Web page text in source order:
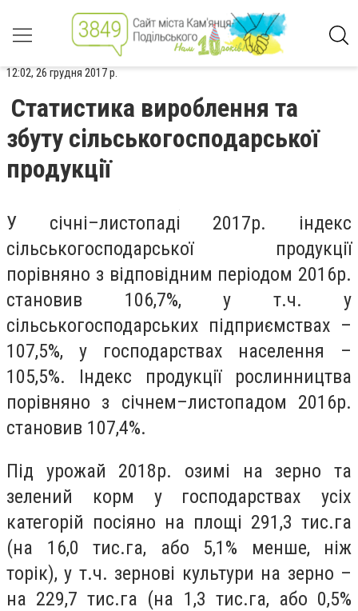
12:02, 26 грудня 2017 р.
Статистика вироблення та
збуту сільськогосподарської
продукції
У січні–листопаді 2017р. індекс
сільськогосподарської продукції
порівняно з відповідним періодом 2016р.
становив 106,7%, у т.ч. у
сільськогосподарських підприємствах –
107,5%, у господарствах населення –
105,5%. Індекс продукції рослинництва
порівняно з січнем–листопадом 2016р.
становив 107,4%.
Під урожай 2018р. озимі на зерно та
зелений корм у господарствах усіх
категорій посіяно на площі 291,3 тис.га
(на 16,0 тис.га, або 5,1% менше, ніж
торік), у т.ч. зернові культури на зерно –
на 229,7 тис.га (на 1,3 тис.га, або 0,5%